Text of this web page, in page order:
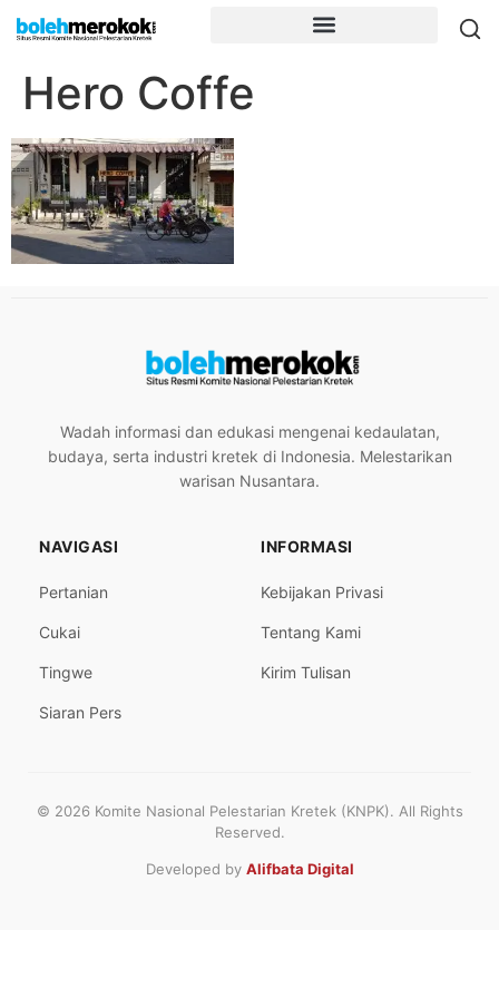
Hero Coffe
Wadah informasi dan edukasi mengenai kedaulatan,
budaya, serta industri kretek di Indonesia. Melestarikan
warisan Nusantara.
NAVIGASI
Pertanian
Cukai
Tingwe
Siaran Pers
INFORMASI
Kebijakan Privasi
Tentang Kami
Kirim Tulisan
© 2026 Komite Nasional Pelestarian Kretek (KNPK). All Rights
Reserved.
Developed by Alifbata Digital